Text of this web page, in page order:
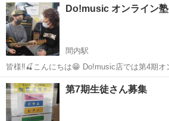
Do!music オンライ
間内駅
皆様‼🍒こんにちは😁 Do!music店では第4期オ
ースクール生徒さんを募集致しまます🙆‍♀️🙆‍♀️
料金が変更になりました👌 ①元プロギタリス
室…...
愛知 春日井市 間内駅 ギター
第7期生徒さん募集